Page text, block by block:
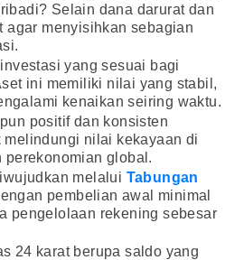
Selain dana darurat dan
agar menyisihkan sebagian
yang sesuai bagi
ini memiliki nilai yang stabil,
kenaikan seiring waktu.
positif dan konsisten
nilai kekayaan di
global.
melalui Tabungan
pembelian awal minimal
pengelolaan rekening sebesar
24 karat berupa saldo yang